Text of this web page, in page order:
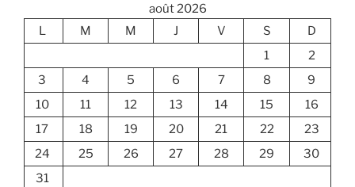
août 2026
L
M M J V S
D
1
2
3
4 5 6 7 8
9
10
11 12 13 14 15
16
17
18 19 20 21 22
23
24
25 26 27 28 29
30
31